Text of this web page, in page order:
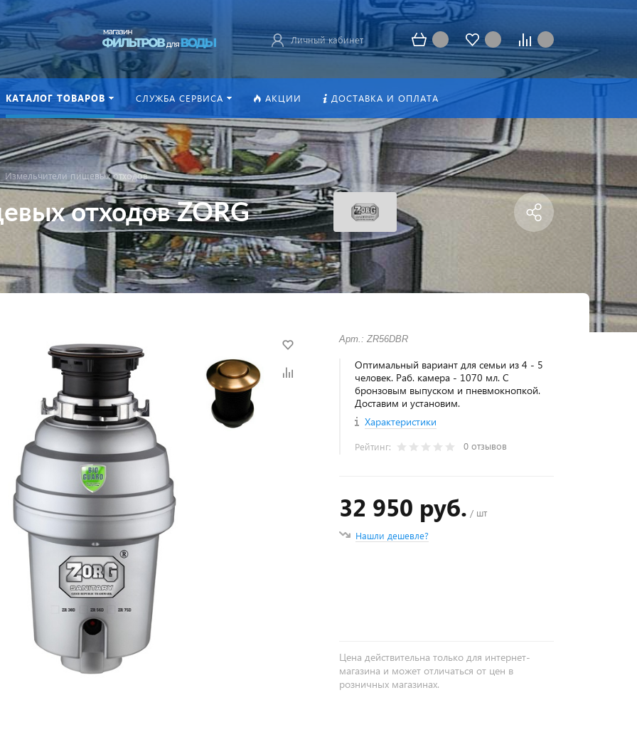
Личный кабинет
КАТАЛОГ ТОВАРОВ СЛУЖБА СЕРВИСА АКЦИИ ДОСТАВКА И ОПЛАТА
Измельчители пищевых отходов
отходов ZORG
Арт.: ZR56DBR
Оптимальный вариант для семьи из 4 - 5
человек. Раб. камера - 1070 мл. С
бронзовым выпуском и пневмокнопкой.
Доставим и установим.
Характеристики
Рейтинг: 0 отзывов
32 950 руб. / шт
Нашли дешевле?
Цена действительна только для интернет-
магазина и может отличаться от цен в
розничных магазинах.